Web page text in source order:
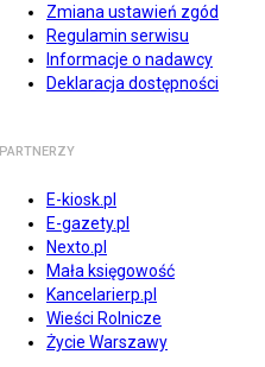
Zmiana ustawień zgód
Regulamin serwisu
Informacje o nadawcy
Deklaracja dostępności
PARTNERZY
E-kiosk.pl
E-gazety.pl
Nexto.pl
Mała księgowość
Kancelarierp.pl
Wieści Rolnicze
Życie Warszawy